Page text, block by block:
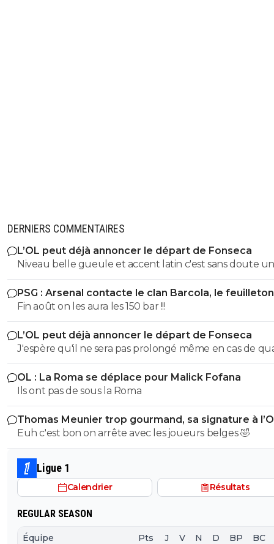
DERNIERS COMMENTAIRES
L’OL peut déjà annoncer le départ de Fonseca
Niveau belle gueule et accent latin c'est sans doute
meilleurs mais niveau entraîneur si on observe à la
coaching et tous ses choix médiocres à différents
farfelu sans froc est un des pires de l'histoire de l'OL.
direction qui fonctionne moins à la sympathie et plus à
performance n'aurait jamais reconduit cette brêle qui a
beaucoup de chances d'avoir souvent des bons
performent comme ils peuvent et lui permettent de
une grande partie de sa médiocrité.
PSG : Arsenal contacte le clan Barcola, le feuilleton
relancé
Fin août on les aura les 150 bar !!!
L’OL peut déjà annoncer le départ de Fonseca
J'espère qu'il ne sera pas prolongé même en cas de qualif en
C1 cet été.
OL : La Roma se déplace pour Malick Fofana
Ils ont pas de sous la Roma
Thomas Meunier trop gourmand, sa signature à
annulée
Euh c'est bon on arrête avec les joueurs belges 🤣
Ligue 1
Calendrier Résultats
REGULAR SEASON
Équipe Pts J V N D BP BC